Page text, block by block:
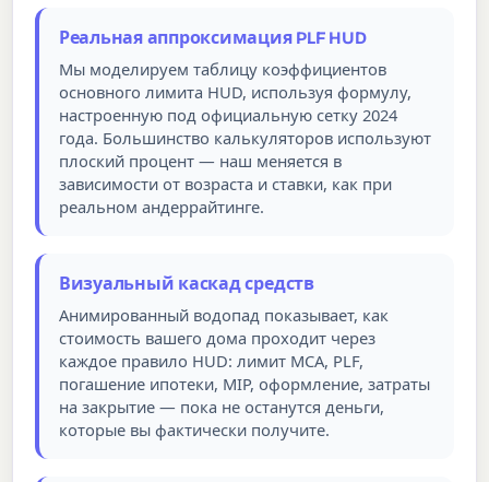
Реальная аппроксимация PLF HUD
Мы моделируем таблицу коэффициентов
основного лимита HUD, используя формулу,
настроенную под официальную сетку 2024
года. Большинство калькуляторов используют
плоский процент — наш меняется в
зависимости от возраста и ставки, как при
реальном андеррайтинге.
Визуальный каскад средств
Анимированный водопад показывает, как
стоимость вашего дома проходит через
каждое правило HUD: лимит MCA, PLF,
погашение ипотеки, MIP, оформление, затраты
на закрытие — пока не останутся деньги,
которые вы фактически получите.